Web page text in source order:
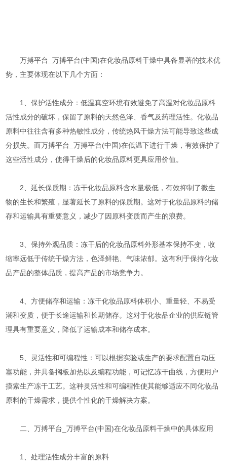
万搏平台_万搏平台(中国)在化妆品原料干燥中具备显著的技术优
势，主要体现在以下几个方面：
1、保护活性成分：低温真空环境有效避免了高温对化妆品原料
活性成分的破坏，保留了原料的天然色泽、香气及药理活性。化妆品
原料中往往含有多种热敏性成分，传统热风干燥方法可能导致这些成
分损失。而万搏平台_万搏平台(中国)在低温下进行干燥，有效保护了
这些活性成分，使得干燥后的化妆品原料更具应用价值。
2、延长保质期：冻干化妆品原料含水量极低，有效抑制了微生
物的生长和繁殖，显著延长了原料的保质期。这对于化妆品原料的储
存和运输具有重要意义，减少了因原料变质而产生的浪费。
3、保持外观品质：冻干后的化妆品原料外形基本保持不变，收
缩率远低于传统干燥方法，色泽鲜艳、气味浓郁。这有利于保持化妆
品产品的整体品质，提高产品的市场竞争力。
4、方便储存和运输：冻干化妆品原料体积小、重量轻、不易受
潮和变质，便于长途运输和长期储存。这对于化妆品企业的供应链管
理具有重要意义，降低了运输成本和储存成本。
5、灵活性和可编程性：可以根据实验或生产的要求配置自动压
塞功能，并具备搁板加热以及编程功能，可记忆冻干曲线，方便用户
摸索生产冻干工艺。这种灵活性和可编程性使其能够适应不同化妆品
原料的干燥需求，提供个性化的干燥解决方案。
二、万搏平台_万搏平台(中国)在化妆品原料干燥中的具体应用
1、处理活性成分丰富的原料